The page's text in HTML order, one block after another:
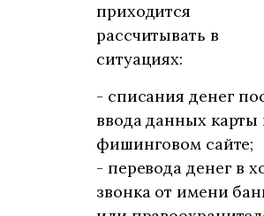
приходится
рассчитывать в
ситуациях:
- списания денег
ввода данных карты
фишинговом сайте;
- перевода денег в
звонка от имени